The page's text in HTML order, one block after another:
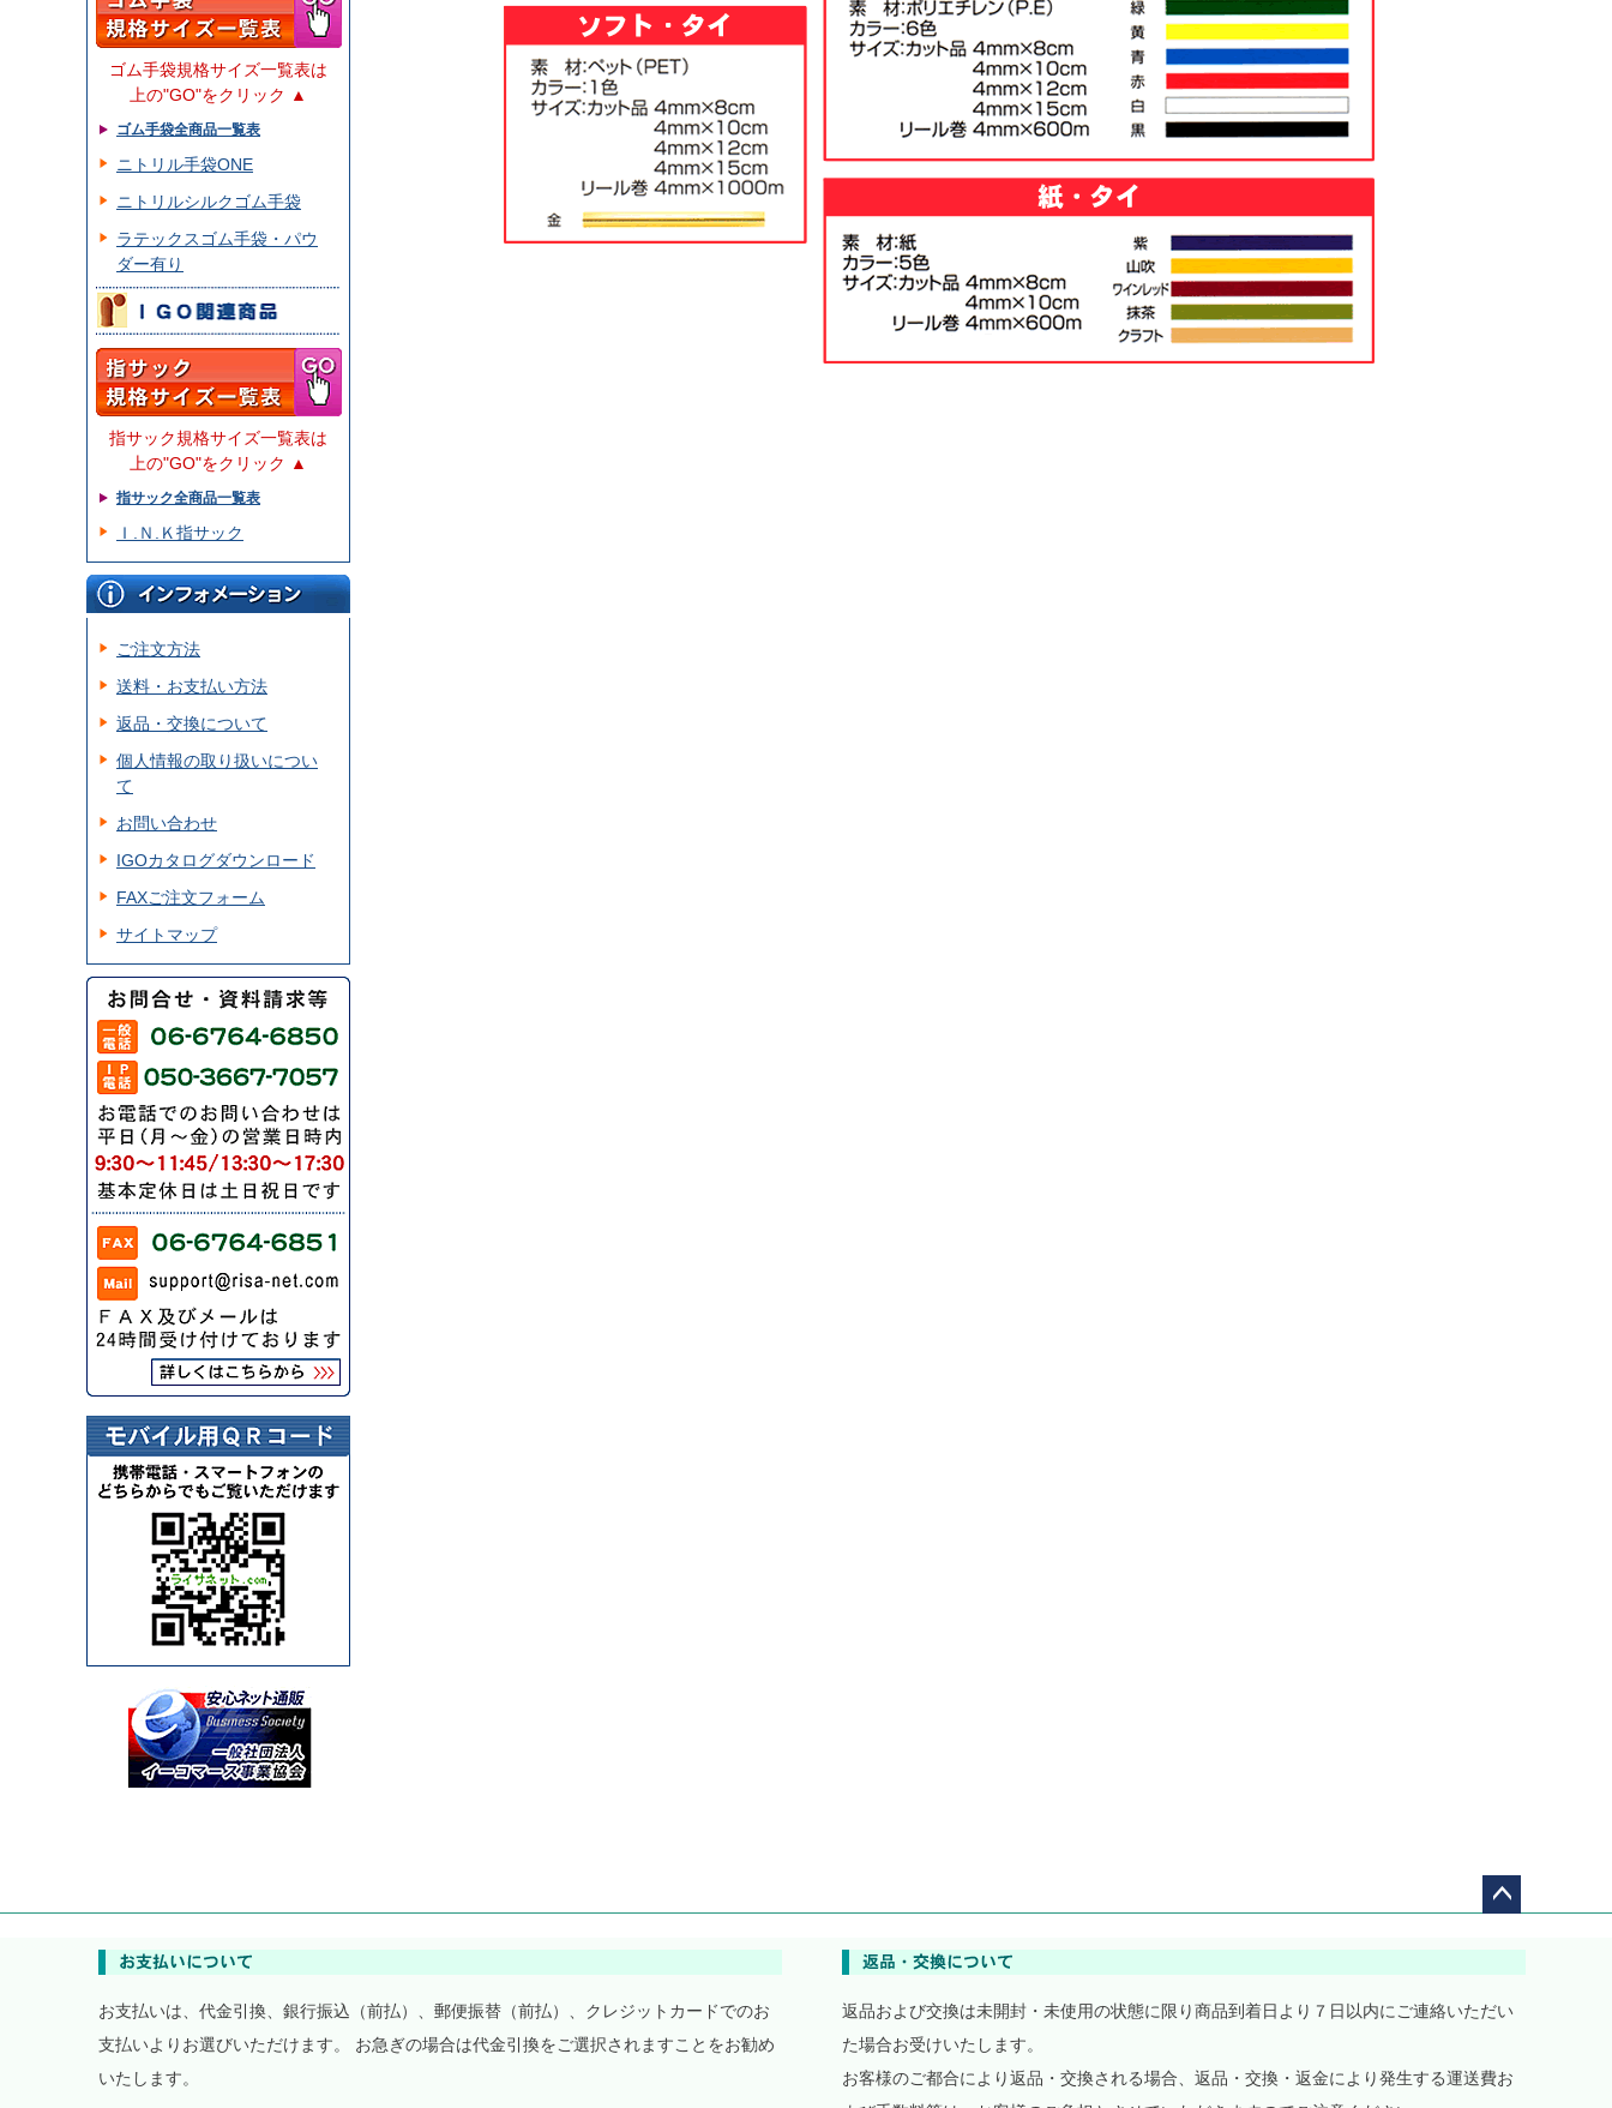
ゴム手袋規格サイズ一覧表は
上の"GO"をクリック ▲
ゴム手袋全商品一覧表
ニトリル手袋ONE
ニトリルシルクゴム手袋
ラテックスゴム手袋・パウ
ダー有り
指サック規格サイズ一覧表は
上の"GO"をクリック ▲
指サック全商品一覧表
Ｉ.Ｎ.Ｋ指サック
ご注文方法
送料・お支払い方法
返品・交換について
個人情報の取り扱いについ
て
お問い合わせ
IGOカタログダウンロード
FAXご注文フォーム
サイトマップ
ジト
ップ
へ
お支払いは、代金引換、銀行振込（前払）、郵便振替（前払）、クレジットカードでのお
支払いよりお選びいただけます。 お急ぎの場合は代金引換をご選択されますことをお勧め
いたします。
返品および交換は未開封・未使用の状態に限り商品到着日より７日以内にご連絡いただい
た場合お受けいたします。
お客様のご都合により返品・交換される場合、返品・交換・返金により発生する運送費お